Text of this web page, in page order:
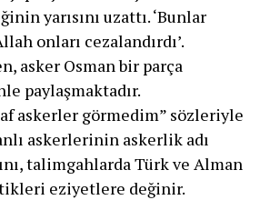
yarısını uzattı. ‘Bunlar
onları cezalandırdı’.
asker Osman bir parça
paylaşmaktadır.
askerler görmedim” sözleriyle
askerlerinin askerlik adı
talimgahlarda Türk ve Alman
eziyetlere değinir.